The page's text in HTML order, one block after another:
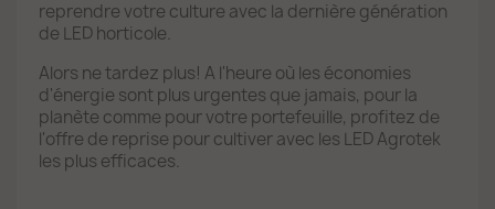
reprendre votre culture avec la dernière génération
de LED horticole.
Alors ne tardez plus! A l'heure où les économies
d'énergie sont plus urgentes que jamais, pour la
planète comme pour votre portefeuille, profitez de
l'offre de reprise pour cultiver avec les LED Agrotek
les plus efficaces.